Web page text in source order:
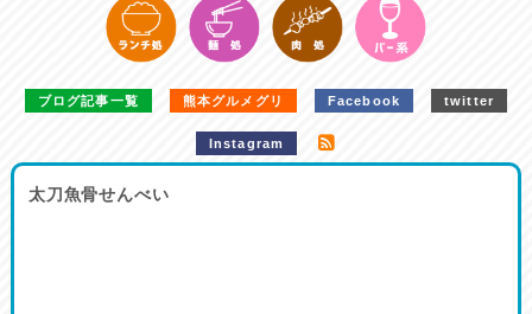
ブログ記事一覧 熊本グルメグリ Facebook twitter
Instagram
太刀魚骨せんべい